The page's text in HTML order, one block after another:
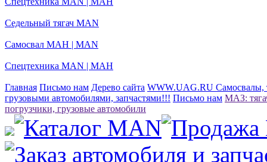
Седельный тягач MAN
Самосвал МАН | MAN
Спецтехника MAN | МАН
Главная Письмо нам Дерево сайта WWW.UAG.RU Самосвалы,
грузовыми автомобилями, запчастями!!! Письмо нам МАЗ:
погрузчики, грузовые автомобили